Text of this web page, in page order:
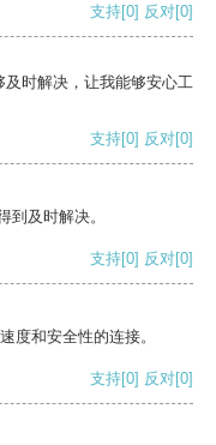
支持[0] 反对[0]
时解决，让我能够安心工
支持[0] 反对[0]
到及时解决。
支持[0] 反对[0]
度和安全性的连接。
支持[0] 反对[0]